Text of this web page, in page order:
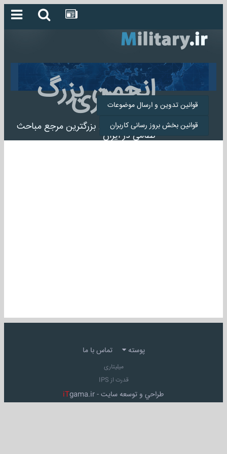
انجمن بزرگ
میلیتاری
انجمن میلیتاری بزرگترین مرجع مباحث
نظامی در ایران
قوانین تدوین و ارسال موضوعات
قوانین بخش بروز رسانی کاربران
پوسته تماس با ما
میلیتاری
قدرت از IPS
طراحي و توسعه سايت - iTgama.ir